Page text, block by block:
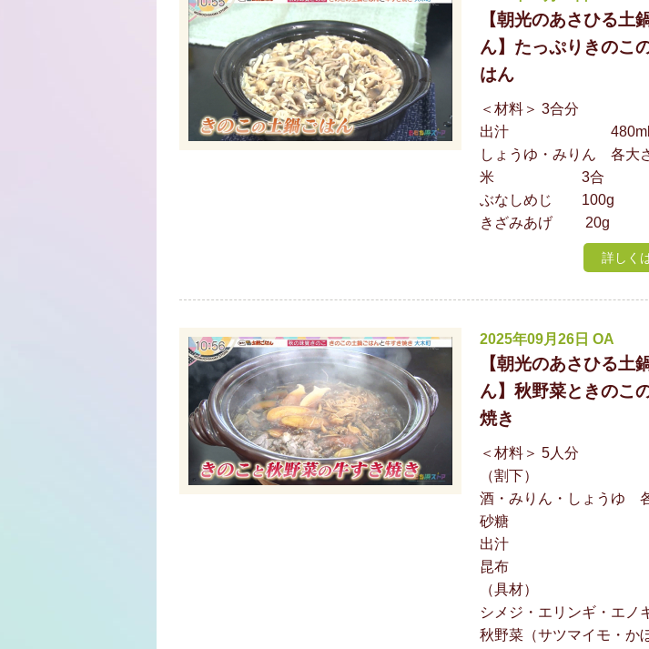
【朝光のあさひる土
ん】たっぷりきのこ
はん
＜材料＞ 3合分
出汁 480ml
しょうゆ・みりん 各大
米 3合
ぶなしめじ 100g
きざみあげ 20g
詳しく
2025年09月26日 OA
【朝光のあさひる土
ん】秋野菜ときのこ
焼き
＜材料＞ 5人分
（割下）
酒・みりん・しょうゆ
砂糖
出汁
昆布
（具材）
シメジ・エリンギ・エノ
秋野菜（サツマイモ・か